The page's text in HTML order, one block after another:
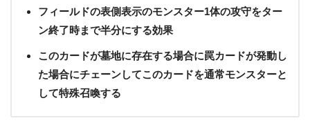
フィールドの表側表示のモンスター1体の攻守をター
ン終了時まで半分にする効果
このカードが墓地に存在する場合に罠カードが発動し
た場合にチェーンしてこのカードを通常モンスターと
して特殊召喚する